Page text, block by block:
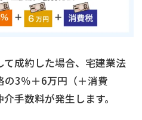
成約した場合、宅建業法
の3％＋6万円（＋消費
手数料が発生します。